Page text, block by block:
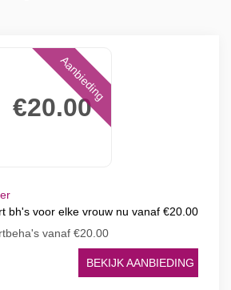
€20.00
Aanbieding
bh's voor elke vrouw nu vanaf €20.00
vanaf €20.00
BEKIJK AANBIEDING